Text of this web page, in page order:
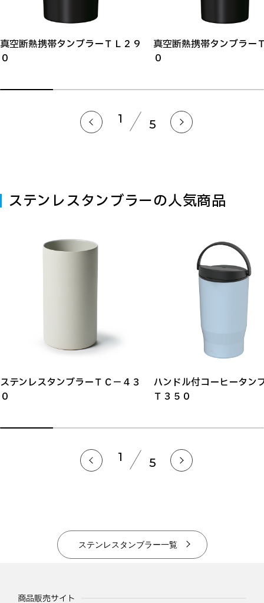
真空断熱携帯タンブラーＴＬ２９
０
真空断熱携帯タンブラー
０
1 5
ステンレスタンブラーの人気商品
ステンレスタンブラーＴＣ－４３
０
ハンドル付コーヒータン
Ｔ３５０
1 5
ステンレスタンブラー一覧
商品販売サイト